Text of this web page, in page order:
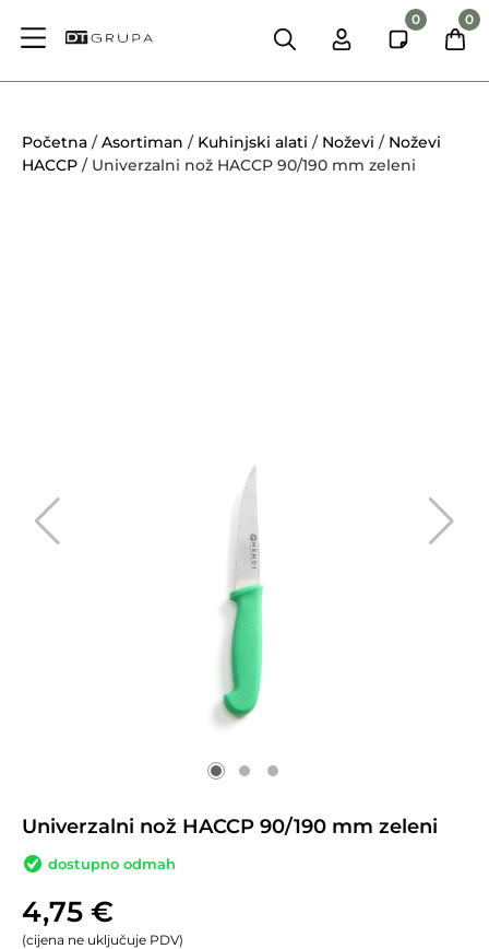
0 0
Početna /Asortiman / Kuhinjski alati / Noževi / Noževi
HACCP / Univerzalni nož HACCP 90/190 mm zeleni
Univerzalni nož HACCP 90/190 mm zeleni
dostupno odmah
4,75 €
(cijena ne uključuje PDV)